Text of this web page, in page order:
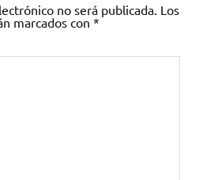
no será publicada. Los
marcados con *